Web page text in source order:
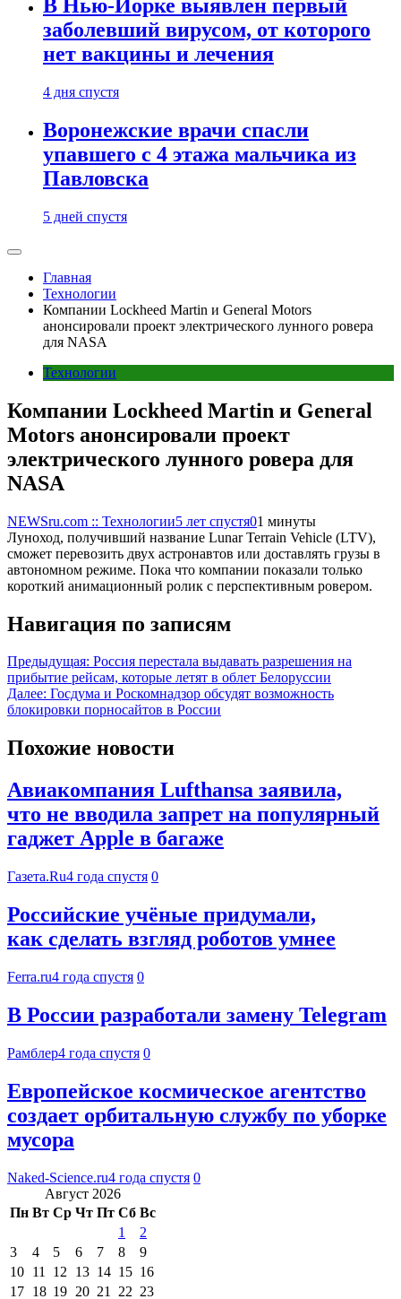
В Нью-Йорке выявлен первый
заболевший вирусом, от которого
нет вакцины и лечения
4 дня спустя
Воронежские врачи спасли
упавшего с 4 этажа мальчика из
Павловска
5 дней спустя
Главная
Технологии
Компании Lockheed Martin и General Motors
анонсировали проект электрического лунного ровера
для NASA
Технологии
Компании Lockheed Martin и General
Motors анонсировали проект
электрического лунного ровера для
NASA
NEWSru.com :: Технологии5 лет спустя01 минуты
Луноход, получивший название Lunar Terrain Vehicle (LTV),
сможет перевозить двух астронавтов или доставлять грузы в
автономном режиме. Пока что компании показали только
короткий анимационный ролик с перспективным ровером.
Навигация по записям
Предыдущая: Россия перестала выдавать разрешения на
прибытие рейсам, которые летят в облет Белоруссии
Далее: Госдума и Роскомнадзор обсудят возможность
блокировки порносайтов в России
Похожие новости
Авиакомпания Lufthansa заявила,
что не вводила запрет на популярный
гаджет Apple в багаже
Газета.Ru4 года спустя 0
Российские учёные придумали,
как сделать взгляд роботов умнее
Ferra.ru4 года спустя 0
В России разработали замену Telegram
Рамблер4 года спустя 0
Европейское космическое агентство
создает орбитальную службу по уборке
мусора
Naked-Science.ru4 года спустя 0
Август 2026
Пн Вт Ср Чт Пт Сб Вс
1
2
3
4 5 6 7 8
9
10 11 12 13 14 15 16
17 18 19 20 21 22 23